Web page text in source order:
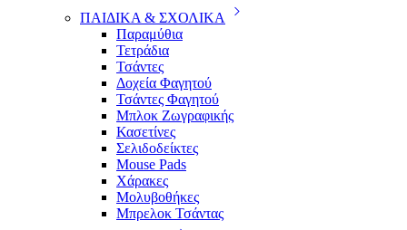
ΠΑΙΔΙΚΑ & ΣΧΟΛΙΚΑ
Παραμύθια
Τετράδια
Τσάντες
Δοχεία Φαγητού
Τσάντες Φαγητού
Μπλοκ Ζωγραφικής
Κασετίνες
Σελιδοδείκτες
Mouse Pads
Χάρακες
Μολυβοθήκες
Μπρελοκ Τσάντας